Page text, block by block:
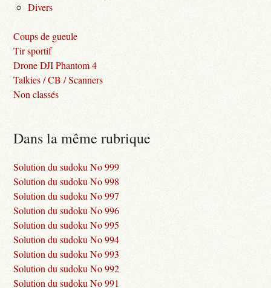
Divers
Coups de gueule
Tir sportif
Drone DJI Phantom 4
Talkies / CB / Scanners
Non classés
Dans la même rubrique
Solution du sudoku No 999
Solution du sudoku No 998
Solution du sudoku No 997
Solution du sudoku No 996
Solution du sudoku No 995
Solution du sudoku No 994
Solution du sudoku No 993
Solution du sudoku No 992
Solution du sudoku No 991